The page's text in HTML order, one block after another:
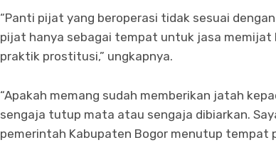
“Panti pijat yang beroperasi tidak sesuai
pijat hanya sebagai tempat untuk jasa memijat
praktik prostitusi,” ungkapnya.
“Apakah memang sudah memberikan jatah
sengaja tutup mata atau sengaja dibiarkan.
pemerintah Kabupaten Bogor menutup tempat